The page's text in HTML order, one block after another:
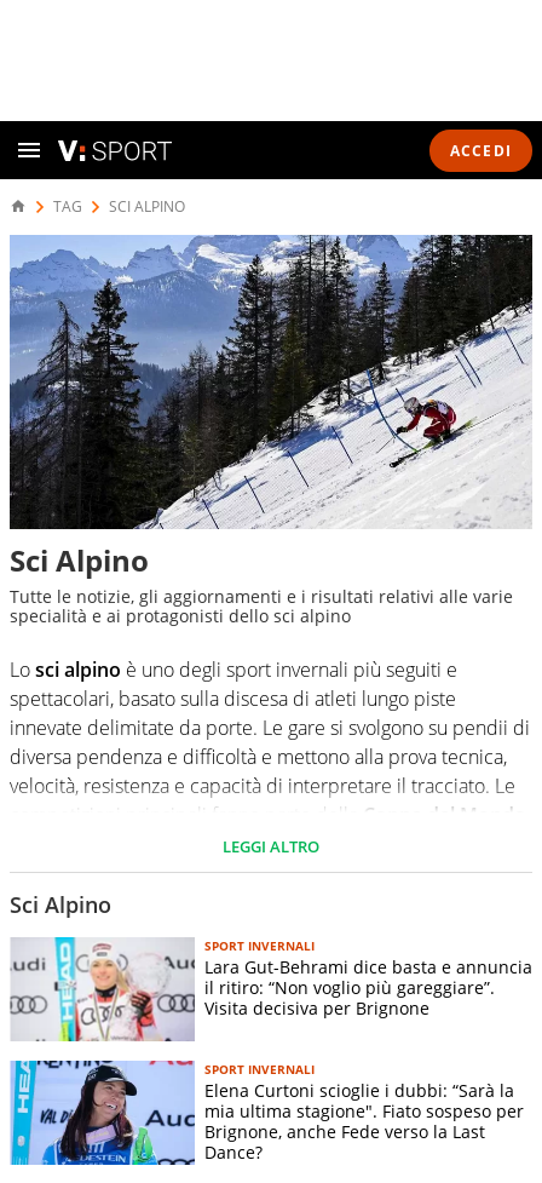
ACCEDI
TAG SCI ALPINO
Sci Alpino
Tutte le notizie, gli aggiornamenti e i risultati relativi alle varie
specialità e ai protagonisti dello sci alpino
Losci alpino è uno degli sport invernali più seguiti e
spettacolari, basato sulla discesa di atleti lungo piste
innevate delimitate da porte. Le gare si svolgono su pendii di
diversa pendenza e difficoltà e mettono alla prova tecnica,
velocità, resistenza e capacità di interpretare il tracciato. Le
competizioni principali fanno parte della
Coppa del Mondo
Campionati Mondialie dei
Le specialità dello sci alpino si dividono in
tecniche
specialee loslalom gigante. Lo slalom è la gara più corta e
tecnica, con curve molto strette e rapide; il gigante ha porte
più distanziate e velocità maggiori. Le discipline di velocità
sono ladiscesa libera
prova più veloce e lunga, con salti e curve ampie, mentre il
super-G rappresenta un compromesso tra tecnica e velocità.
Esiste anche lacombinata, che unisce una manche di
discesa o super-G a una di slalom.
LEGGI ALTRO
Sci Alpino
SPORT INVERNALI
Lara Gut-Behrami dice basta e annuncia
il ritiro: “Non voglio più gareggiare”.
Visita decisiva per Brignone
SPORT INVERNALI
Elena Curtoni scioglie i dubbi: “Sarà la
mia ultima stagione". Fiato sospeso per
Brignone, anche Fede verso la Last
Dance?